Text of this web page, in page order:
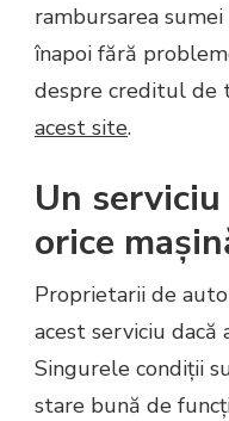
rambursarea
înapoi fără
despre creditul de
acest site.
Un
orice
Proprietarii de
acest serviciu dacă
Singurele condiții
stare bună de